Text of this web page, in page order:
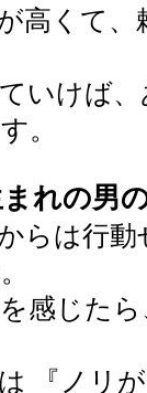
高くて、
いけば、
。
まれの男
らは行動
感じたら
『ノリ